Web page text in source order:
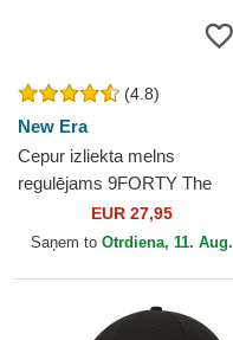
(4.8)
New Era
Cepur izliekta melns
regulējams 9FORTY The
League no Chicago Bulls
NBA no New Era
EUR 27,95
Saņem to Otrdiena, 11. Aug.